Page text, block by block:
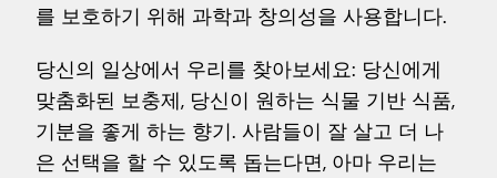
를 보호하기 위해 과학과 창의성을 사용합니다.
당신의 일상에서 우리를 찾아보세요: 당신에게
맞춤화된 보충제, 당신이 원하는 식물 기반 식품,
기분을 좋게 하는 향기. 사람들이 잘 살고 더 나
은 선택을 할 수 있도록 돕는다면, 아마 우리는